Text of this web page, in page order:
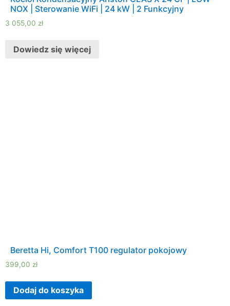
NOX | Sterowanie WiFi | 24 kW | 2 Funkcyjny
3 055,00 zł
Dowiedz się więcej
Beretta Hi, Comfort T100 regulator pokojowy
399,00 zł
Dodaj do koszyka